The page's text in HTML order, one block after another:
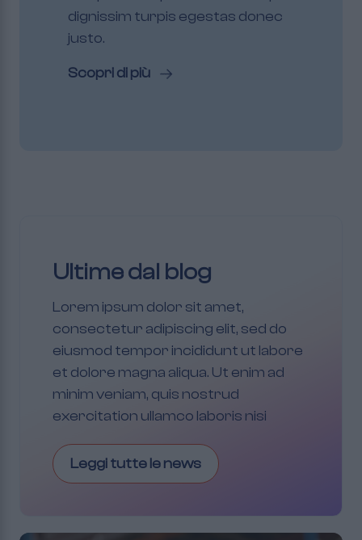
dignissim turpis egestas donec
justo.
Scopri di più
Ultime dal blog
Lorem ipsum dolor sit amet,
consectetur adipiscing elit, sed do
eiusmod tempor incididunt ut labore
et dolore magna aliqua. Ut enim ad
minim veniam, quis nostrud
exercitation ullamco laboris nisi
Leggi tutte le news